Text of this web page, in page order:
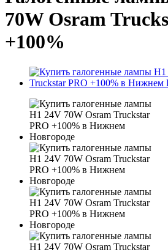
70W Osram
+100%